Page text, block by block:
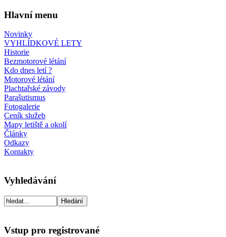
Hlavní menu
Novinky
VYHLÍDKOVÉ LETY
Historie
Bezmotorové létání
Kdo dnes letí ?
Motorové létání
Plachtařské závody
Parašutismus
Fotogalerie
Ceník služeb
Mapy letiště a okolí
Články
Odkazy
Kontakty
Vyhledávání
Vstup pro registrované